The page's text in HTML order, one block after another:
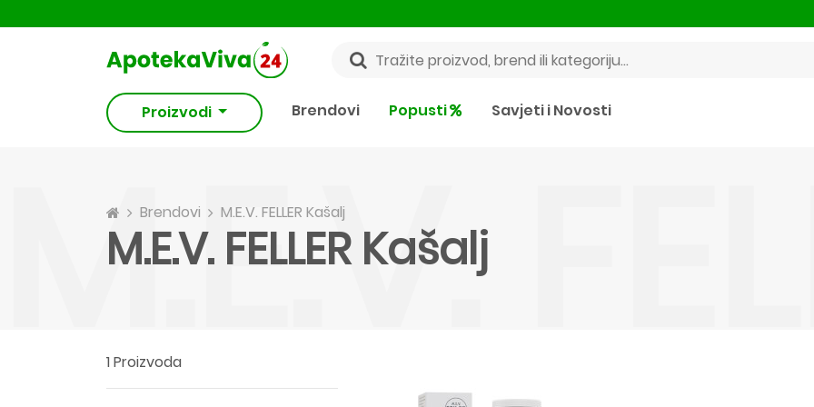
Proizvodi Brendovi Popusti Savjeti i Novosti
Brendovi M.E.V. FELLER Kašalj
M.E.V. FELLER Kašalj
M.E.V.
1 Proizvoda